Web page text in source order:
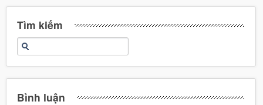
Tìm kiếm
Bình luận